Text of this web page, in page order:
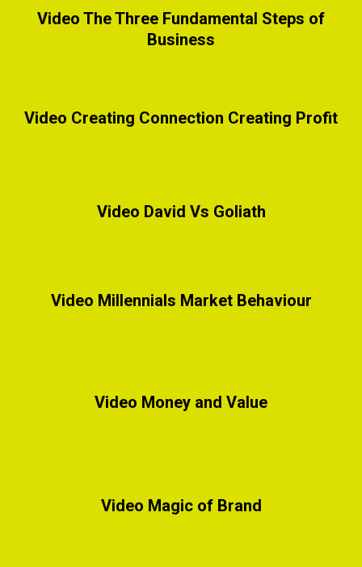
Video The Three Fundamental Steps of
Business
Video Creating Connection Creating Profit
Video David Vs Goliath
Video Millennials Market Behaviour
Video Money and Value
Video Magic of Brand